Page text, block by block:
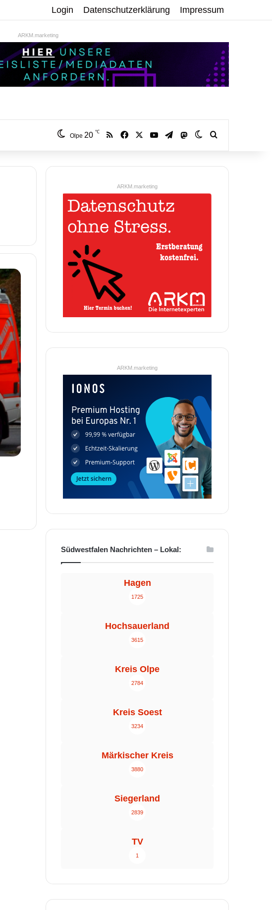
Login Datenschutzerklärung Impressum
ARKM.marketing
Olpe 20 ℃ RSS Facebook YouTubeTelegramMastodonSkin umschalten
ARKM.marketing
ARKM.marketing
Südwestfalen Nachrichten – Lokal:
Hagen
1725
Hochsauerland
3615
Kreis Olpe
2784
Kreis Soest
3234
Märkischer Kreis
3880
Siegerland
2839
TV
1